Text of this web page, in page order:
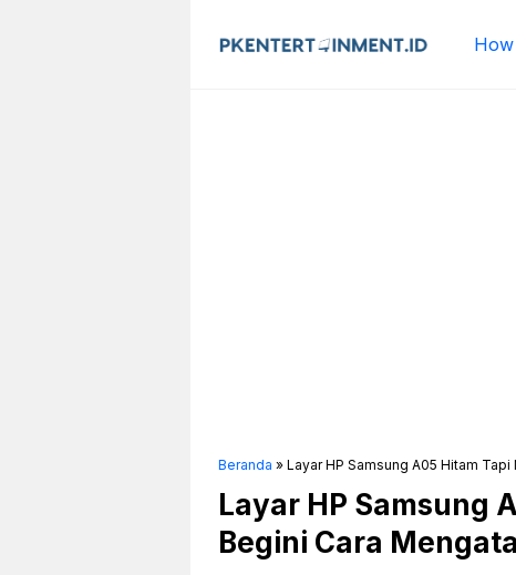
Beranda » Layar HP Samsung A05 Hitam
Layar HP Samsung
Begini Cara